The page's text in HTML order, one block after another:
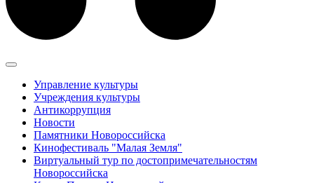
Управление культуры
Учреждения культуры
Антикоррупция
Новости
Памятники Новороссийска
Кинофестиваль "Малая Земля"
Виртуальный тур по достопримечательностям
Новороссийска